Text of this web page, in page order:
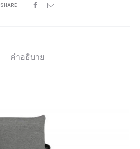
SHARE
คำอธิบาย